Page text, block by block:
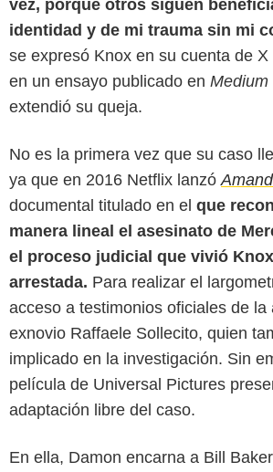
vez, porque otros siguen
identidad y de mi trauma sin mi
se expresó Knox en su cuenta de
en un ensayo publicado en Medium
extendió su queja.
No es la primera vez que su caso
ya que en 2016 Netflix lanzó
documental titulado en el que
manera lineal el asesinato de
el proceso judicial que vivió
arrestada. Para realizar el
acceso a testimonios oficiales de la
exnovio Raffaele Sollecito, quien
implicado en la investigación. Sin
película de Universal Pictures
adaptación libre del caso.
En ella, Damon encarna a Bill